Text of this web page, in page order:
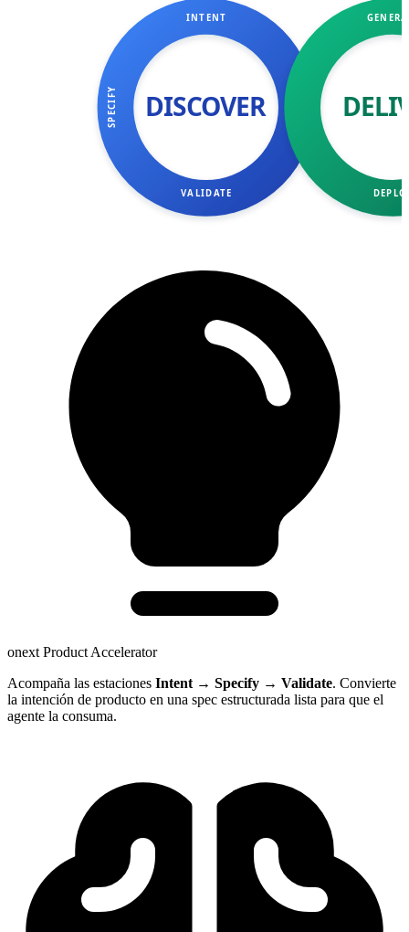
DISCOVER
INTENT
SPECIFY
VALIDATE
onext Product Accelerator
Acompaña las estaciones Intent → Specify → Validate. Convierte
la intención de producto en una spec estructurada lista para que el
agente la consuma.